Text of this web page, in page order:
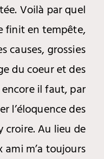
Voilà par quel
finit en tempête,
causes, grossies
du coeur et des
il faut, par
l’éloquence des
croire. Au lieu de
ami m’a toujours